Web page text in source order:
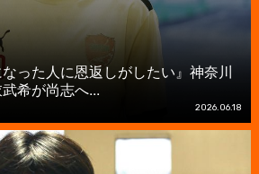
なった人に恩返しがしたい』神奈川
希が尚志へ...
2026.06.18